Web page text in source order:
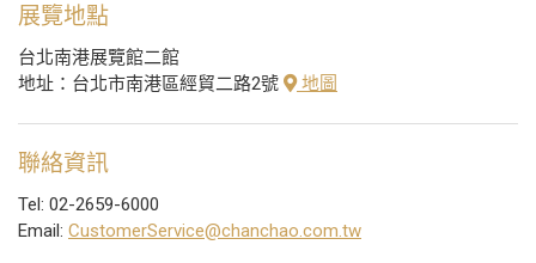
展覽地點
台北南港展覽館二館
地址：台北市南港區經貿二路2號
地圖
聯絡資訊
Tel: 02-2659-6000
Email: CustomerService@chanchao.com.tw